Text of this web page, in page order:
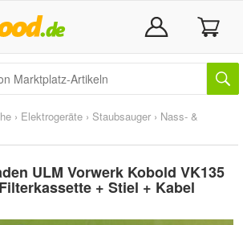
› Elektrogeräte › Staubsauger › Nass- &
ULM Vorwerk Kobold VK135
+ Stiel + Kabel